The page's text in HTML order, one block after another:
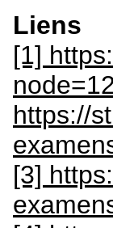
Liens
[1]
https://
[3]